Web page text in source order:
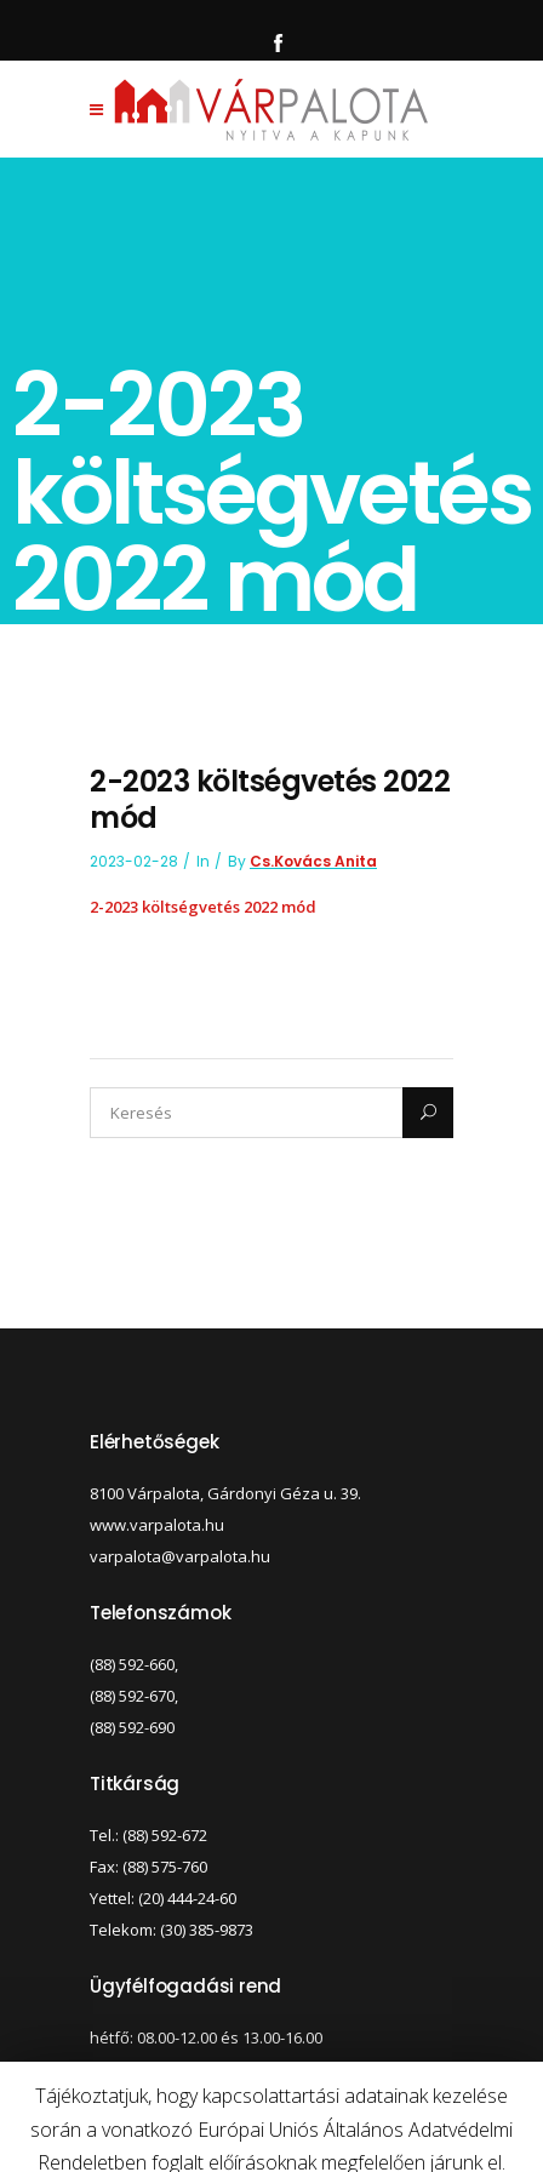
2-2023
költségvetés
2022 mód
2-2023 költségvetés 2022
mód
2023-02-28 In By Cs.Kovács Anita
2-2023 költségvetés 2022 mód
Elérhetőségek
8100 Várpalota, Gárdonyi Géza u. 39.
www.varpalota.hu
varpalota@varpalota.hu
Telefonszámok
(88) 592-660,
(88) 592-670,
(88) 592-690
Titkárság
Tel.: (88) 592-672
Fax: (88) 575-760
Yettel: (20) 444-24-60
Telekom: (30) 385-9873
Ügyfélfogadási rend
hétfő: 08.00-12.00 és 13.00-16.00
szerda: 08.00-12.00 és 13.00-17.00
Nagy kontraszt váltása
Betűméret váltása
Tájékoztatjuk, hogy kapcsolattartási adatainak kezelése
során a vonatkozó Európai Uniós Általános Adatvédelmi
Rendeletben foglalt előírásoknak megfelelően járunk el.